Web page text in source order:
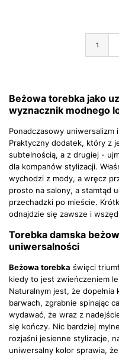
1
Beżowa torebka jako
wyznacznik modnego
Ponadczasowy uniwersalizm
Praktyczny dodatek, który z
subtelnością, a z drugiej -
dla kompanów stylizacji.
wychodzi z mody, a wręcz
prosto na salony, a stamtąd
przechadzki po mieście.
odnajdzie się zawsze i
Torebka damska
uniwersalności
Beżowa torebka święci
kiedy to jest zwieńczeniem
Naturalnym jest, że
barwach, zgrabnie spinając
wydawać, że wraz z
się kończy. Nic bardziej
rozjaśni jesienne stylizacje,
uniwersalny kolor sprawia, że